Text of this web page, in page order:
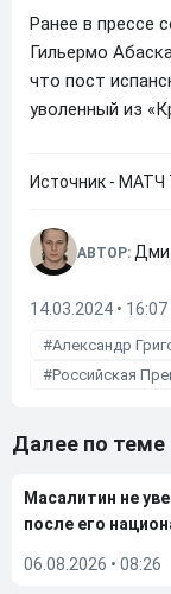
Ранее в прессе
Гильермо
что пост
уволенный из
Источник - МАТЧ
АВТОР:
14.03.2024 • 16:07
Александр
Российская
Далее по теме
Масалитин не
после его
06.08.2026 • 08:26